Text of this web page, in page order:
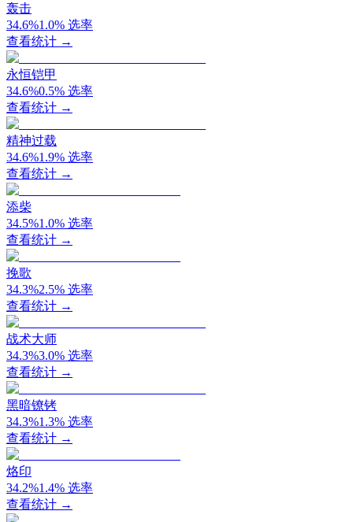
轰击
34.6%1.0% 选率
查看统计 →
永恒铠甲
34.6%0.5% 选率
查看统计 →
精神过载
34.6%1.9% 选率
查看统计 →
添柴
34.5%1.0% 选率
查看统计 →
挽歌
34.3%2.5% 选率
查看统计 →
战术大师
34.3%3.0% 选率
查看统计 →
黑暗镣铐
34.3%1.3% 选率
查看统计 →
烙印
34.2%1.4% 选率
查看统计 →